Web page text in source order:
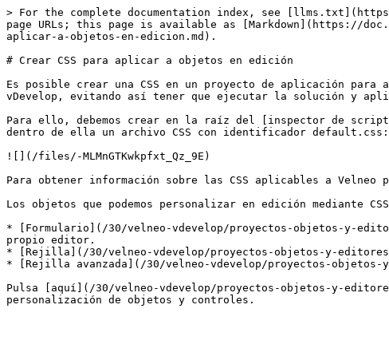
> For the complete documentation index, see
page URLs; this page is available as [Markdown](https://
aplicar-a-objetos-en-edicion.md).
# Crear CSS para aplicar a objetos en edición
Es posible crear una CSS en un proyecto de aplicación para
vDevelop, evitando así tener que ejecutar la solución y
Para ello, debemos crear en la raíz del [inspector de
dentro de ella un archivo CSS con identificador default.css:
![](/files/-MLMnGTKwkpfxt_Qz_9E)
Para obtener información sobre las CSS aplicables a
Los objetos que podemos personalizar en edición mediante
* [Formulario](/30/velneo-vdevelop/proyectos-objetos-y-
propio editor.
* [Rejilla](/30/velneo-vdevelop/proyectos-objetos-y-
* [Rejilla avanzada](/30/velneo-vdevelop/proyectos-
Pulsa [aquí](/30/velneo-vdevelop/proyectos-objetos-y-